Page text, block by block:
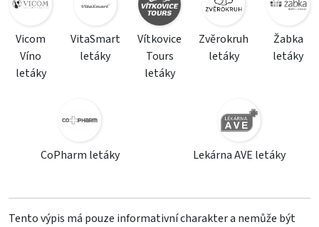
Vicom
Víno
letáky
VitaSmart
letáky
Vítkovice
Tours
letáky
Zvěrokruh
letáky
Žabka
letáky
CoPharm letáky Lekárna AVE letáky
Tento výpis má pouze informativní charakter a nemůže být